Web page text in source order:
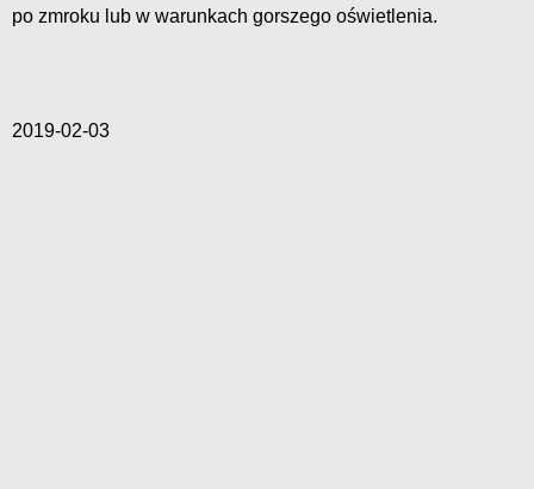
po zmroku lub w warunkach gorszego oświetlenia.
2019-02-03